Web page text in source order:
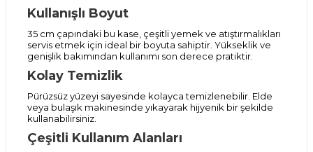
Kullanışlı Boyut
35 cm çapındaki bu kase, çeşitli yemek ve atıştırmalıkları
servis etmek için ideal bir boyuta sahiptir. Yükseklik ve
genişlik bakımından kullanımı son derece pratiktir.
Kolay Temizlik
Pürüzsüz yüzeyi sayesinde kolayca temizlenebilir. Elde
veya bulaşık makinesinde yıkayarak hijyenik bir şekilde
kullanabilirsiniz.
Çeşitli Kullanım Alanları